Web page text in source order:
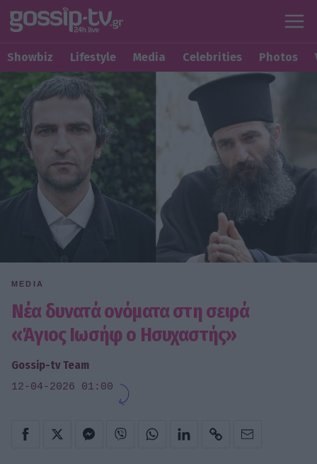
Showbiz Lifestyle Media Celebrities Photos
MEDIA
Νέα δυνατά ονόματα στη σειρά
«Άγιος Ιωσήφ ο Ησυχαστής»
Gossip-tv Team
12-04-2026 01:00